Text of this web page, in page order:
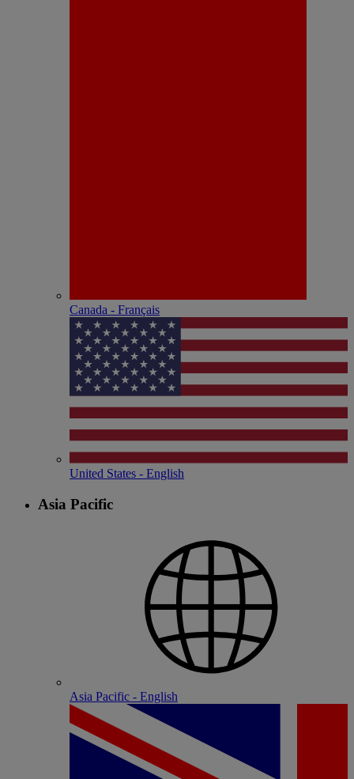
Canada - Français
United States - English
Asia Pacific
Asia Pacific - English